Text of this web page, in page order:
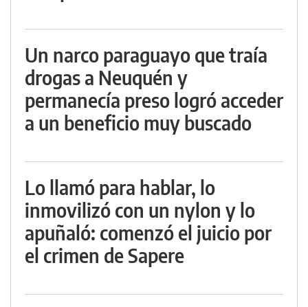
Un narco paraguayo que traía
drogas a Neuquén y
permanecía preso logró acceder
a un beneficio muy buscado
Lo llamó para hablar, lo
inmovilizó con un nylon y lo
apuñaló: comenzó el juicio por
el crimen de Sapere